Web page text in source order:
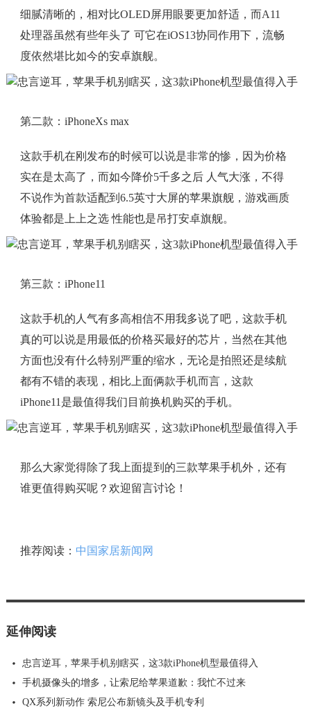
细腻清晰的，相对比OLED屏用眼要更加舒适，而A11
处理器虽然有些年头了 可它在iOS13协同作用下，流畅
度依然堪比如今的安卓旗舰。
第二款：iPhoneXs max
这款手机在刚发布的时候可以说是非常的惨，因为价格
实在是太高了，而如今降价5千多之后 人气大涨，不得
不说作为首款适配到6.5英寸大屏的苹果旗舰，游戏画质
体验都是上上之选 性能也是吊打安卓旗舰。
第三款：iPhone11
这款手机的人气有多高相信不用我多说了吧，这款手机
真的可以说是用最低的价格买最好的芯片，当然在其他
方面也没有什么特别严重的缩水，无论是拍照还是续航
都有不错的表现，相比上面俩款手机而言，这款
iPhone11是最值得我们目前换机购买的手机。
那么大家觉得除了我上面提到的三款苹果手机外，还有
谁更值得购买呢？欢迎留言讨论！
推荐阅读： 中国家居新闻网
延伸阅读
忠言逆耳，苹果手机别瞎买，这3款iPhone机型最值得入
手机摄像头的增多，让索尼给苹果道歉：我忙不过来
QX系列新动作 索尼公布新镜头及手机专利